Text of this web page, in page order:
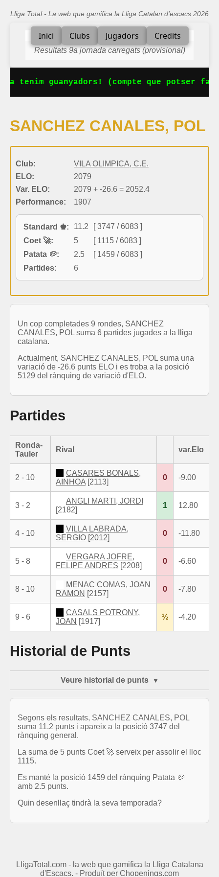
Lliga Total - La web que gamifica la Lliga Catalan d'escacs 2026
Inici Clubs Jugadors Credits
Resultats 9a jornada carregats (provisional)
tenim guanyadors! (compte que potser
SANCHEZ CANALES, POL
Club:
VILA OLIMPICA, C.E.
ELO:
2079
Var. ELO:
2079 + -26.6 = 2052.4
Performance:
1907
Standard ♚: 11.2
[ 3747 / 6083 ]
Coet 🚀:
5
[ 1115 / 6083 ]
Patata 🥔:
2.5
[ 1459 / 6083 ]
Partides:
6
Un cop completades 9 rondes, SANCHEZ
CANALES, POL suma 6 partides jugades a la lliga
catalana.
Actualment, SANCHEZ CANALES, POL suma una
variació de -26.6 punts ELO i es troba a la posició
5129 del rànquing de variació d'ELO.
Partides
Ronda-
Tauler
Rival var.Elo
2 - 10
CASARES BONALS,
AINHOA [2113]
0 -9.00
3 - 2
ANGLI MARTI, JORDI
[2182]
1 12.80
4 - 10
VILLA LABRADA,
SERGIO [2012]
0 -11.80
5 - 8
VERGARA JOFRE,
FELIPE ANDRES [2208]
0 -6.60
8 - 10
MENAC COMAS, JOAN
RAMON [2157]
0 -7.80
9 - 6
CASALS POTRONY,
JOAN [1917]
½ -4.20
Historial de Punts
Veure historial de punts
Segons els resultats, SANCHEZ CANALES, POL
suma 11.2 punts i apareix a la posició 3747 del
rànquing general.
La suma de 5 punts Coet 🚀 serveix per assolir el lloc
1115.
Es manté la posició 1459 del rànquing Patata 🥔
amb 2.5 punts.
Quin desenllaç tindrà la seva temporada?
LligaTotal.com - la web que gamifica la Lliga Catalana
d'Escacs. - Produït per Chopenings.com